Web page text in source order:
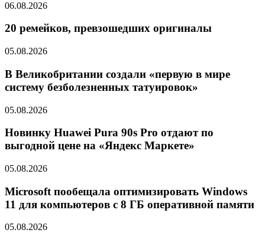
06.08.2026
20 ремейков, превзошедших оригиналы
05.08.2026
В Великобритании создали «первую в мире
систему безболезненных татуировок»
05.08.2026
Новинку Huawei Pura 90s Pro отдают по
выгодной цене на «Яндекс Маркете»
05.08.2026
Microsoft пообещала оптимизировать Windows
11 для компьютеров с 8 ГБ оперативной памяти
05.08.2026